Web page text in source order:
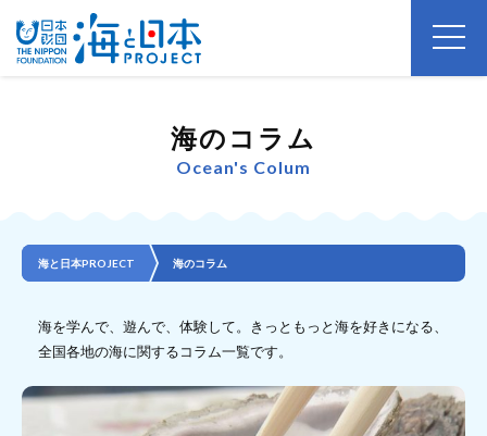
海のコラム
Ocean's Colum
海と日本PROJECT 海のコラム
海を学んで、遊んで、体験して。きっともっと海を好きになる、
全国各地の海に関するコラム一覧です。